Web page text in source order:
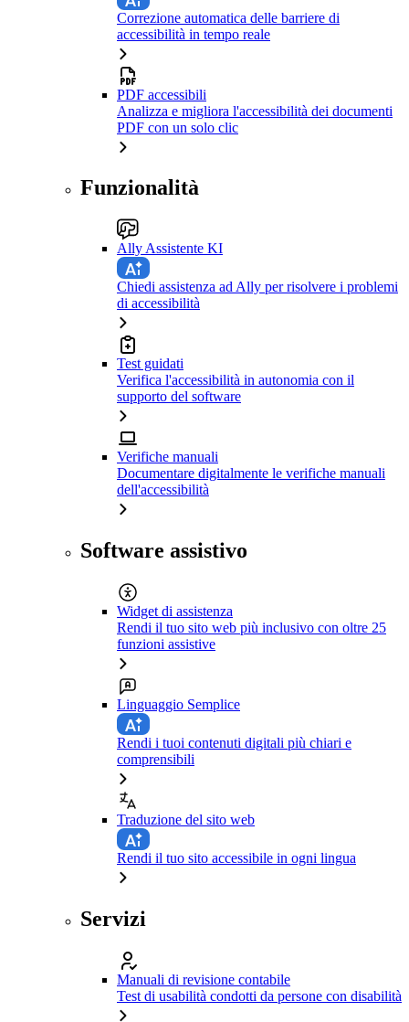
Correzione automatica delle barriere di
accessibilità in tempo reale
PDF accessibili
Analizza e migliora l'accessibilità dei documenti
PDF con un solo clic
Funzionalità
Ally Assistente KI
Chiedi assistenza ad Ally per risolvere i problemi
di accessibilità
Test guidati
Verifica l'accessibilità in autonomia con il
supporto del software
Verifiche manuali
Documentare digitalmente le verifiche manuali
dell'accessibilità
Software assistivo
Widget di assistenza
Rendi il tuo sito web più inclusivo con oltre 25
funzioni assistive
Linguaggio Semplice
Rendi i tuoi contenuti digitali più chiari e
comprensibili
Traduzione del sito web
Rendi il tuo sito accessibile in ogni lingua
Servizi
Manuali di revisione contabile
Test di usabilità condotti da persone con disabilità